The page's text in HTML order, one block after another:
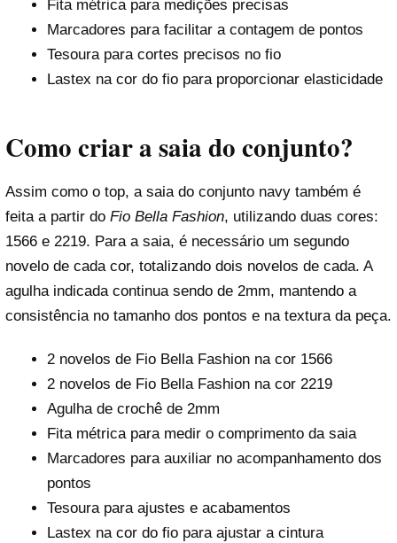
Fita métrica para medições precisas
Marcadores para facilitar a contagem de pontos
Tesoura para cortes precisos no fio
Lastex na cor do fio para proporcionar elasticidade
Como criar a saia do conjunto?
Assim como o top, a saia do conjunto navy também é
feita a partir do Fio Bella Fashion, utilizando duas cores:
1566 e 2219. Para a saia, é necessário um segundo
novelo de cada cor, totalizando dois novelos de cada. A
agulha indicada continua sendo de 2mm, mantendo a
consistência no tamanho dos pontos e na textura da peça.
2 novelos de Fio Bella Fashion na cor 1566
2 novelos de Fio Bella Fashion na cor 2219
Agulha de crochê de 2mm
Fita métrica para medir o comprimento da saia
Marcadores para auxiliar no acompanhamento dos
pontos
Tesoura para ajustes e acabamentos
Lastex na cor do fio para ajustar a cintura